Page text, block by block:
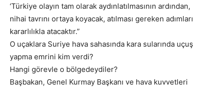
‘Türkiye olayın tam olarak aydınlatılmasının ardından,
nihai tavrını ortaya koyacak, atılması gereken adımları
kararlılıkla atacaktır.”
O uçaklara Suriye hava sahasında kara sularında uçuş
yapma emrini kim verdi?
Hangi görevle o bölgedeydiler?
Başbakan, Genel Kurmay Başkanı ve hava kuvvetleri